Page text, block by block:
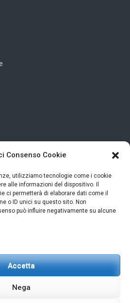
Consenso Cookie
utilizziamo tecnologie come i cookie
alle informazioni del dispositivo. Il
ci permetterà di elaborare dati come il
o ID unici su questo sito. Non
può influire negativamente su alcune
Accetta
Nega